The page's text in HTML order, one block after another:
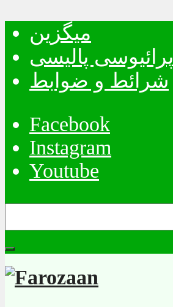
میگزین
پرائیوسی پالیسی
شرائط و ضوابط
Facebook
Instagram
Youtube